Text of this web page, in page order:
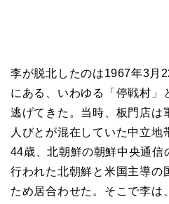
李が脱北したのは1967年3月
にある、いわゆる「停戦村」
逃げてきた。当時、板門店は
人びとが混在していた中立
44歳、北朝鮮の朝鮮中央通信
行われた北朝鮮と米国主導の
ため居合わせた。そこで李は